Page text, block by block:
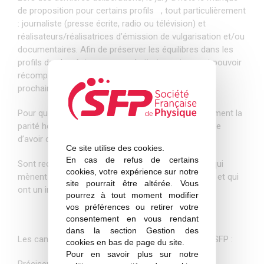
Ce site utilise des cookies.
En cas de refus de certains
cookies, votre expérience sur notre
site pourrait être altérée. Vous
pourrez à tout moment modifier
vos préférences ou retirer votre
consentement en vous rendant
dans la section Gestion des
cookies en bas de page du site.
Pour en savoir plus sur notre
de proposition pour certains profils
, tout particulièrement
: journaliste (presse écrite, radio ou télévision) et
réalisateurs/réalisatrices d’émission de vulgarisation et/ou
documentaires. Afin de préserver les équilibres dans les
profils des lauréats, nous souhaiterions vivement pouvoir
récompenser ce type d’activité cette année ou l’an
prochain, merci d’avance de vos propositions.
Pour que le jury puisse continuer à assurer sereinement la
parité homme/femme pour les lauréats, il serait utile
d’avoir cette parité dès les propositions.
Sont recevables pour le prix Perrin des personnes qui
mènent des actions de vulgarisation francophones et qui
ont un impact en France.
Les candidatures sont à effectuer sur le site de la SFP :